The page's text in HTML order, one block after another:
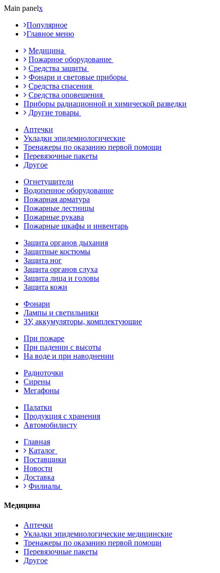
Main panelx
Популярное
Главное меню
Медицина
Пожарное оборудование
Средства защиты
Фонари и световые приборы
Средства спасения
Средства оповещения
Приборы радиационной и химической разведки
Другие товары
Аптечки
Укладки эпидемиологические
Тренажеры по оказанию первой помощи
Перевязочные пакеты
Другое
Огнетушители
Водопенное оборудование
Пожарная арматура
Пожарные лестницы
Пожарные рукава
Пожарные шкафы и инвентарь
Защита органов дыхания
Защитные костюмы
Защита ног
Защита органов слуха
Защита лица и головы
Защита кожи
Фонари
Лампы и светильники
ЗУ, аккумуляторы, комплектующие
При пожаре
При падении с высоты
На воде и при наводнении
Радиоточки
Сирены
Мегафоны
Палатки
Продукция с хранения
Автомобилисту
Главная
Каталог
Поставщики
Новости
Доставка
Филиалы
Медицина
Аптечки
Укладки эпидемиологические медицинские
Тренажеры по оказанию первой помощи
Перевязочные пакеты
Другое